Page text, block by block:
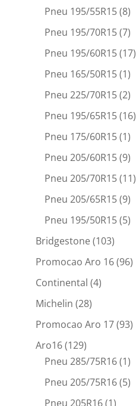
Pneu 195/55R15(8)
Pneu 195/70R15(7)
Pneu 195/60R15(17)
Pneu 165/50R15(1)
Pneu 225/70R15(2)
Pneu 195/65R15(16)
Pneu 175/60R15(1)
Pneu 205/60R15(9)
Pneu 205/70R15(11)
Pneu 205/65R15(9)
Pneu 195/50R15(5)
Bridgestone(103)
Promocao Aro 16(96)
Continental (4)
Michelin (28)
Promocao Aro 17(93)
Aro16(129)
Pneu 285/75R16(1)
Pneu 205/75R16(5)
Pneu 205R16(1)